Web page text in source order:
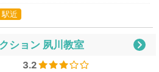
駅近
ション 夙川教室
3.2